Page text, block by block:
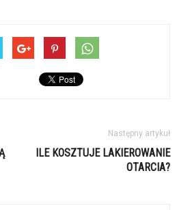
Następny artykuł
ILE KOSZTUJE LAKIEROWANIE
OTARCIA?